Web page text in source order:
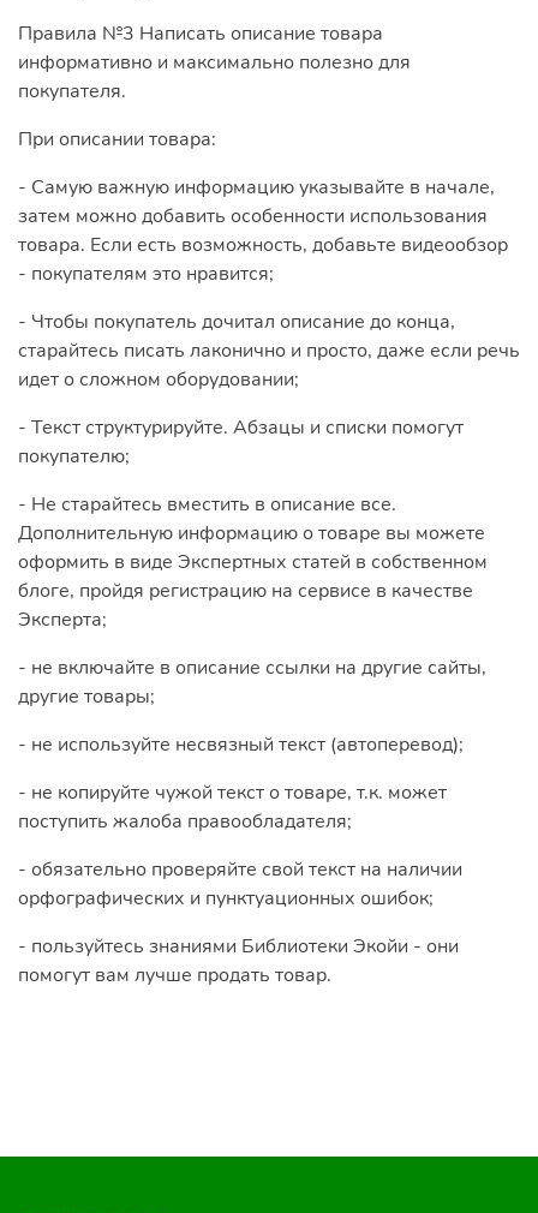
Правила №3 Написать описание товара
информативно и максимально полезно для
покупателя.
При описании товара:
- Самую важную информацию указывайте в начале,
затем можно добавить особенности использования
товара. Если есть возможность, добавьте видеообзор
- покупателям это нравится;
- Чтобы покупатель дочитал описание до конца,
старайтесь писать лаконично и просто, даже если речь
идет о сложном оборудовании;
- Текст структурируйте. Абзацы и списки помогут
покупателю;
- Не старайтесь вместить в описание все.
Дополнительную информацию о товаре вы можете
оформить в виде Экспертных статей в собственном
блоге, пройдя регистрацию на сервисе в качестве
Эксперта;
- не включайте в описание ссылки на другие сайты,
другие товары;
- не используйте несвязный текст (автоперевод);
- не копируйте чужой текст о товаре, т.к. может
поступить жалоба правообладателя;
- обязательно проверяйте свой текст на наличии
орфографических и пунктуационных ошибок;
- пользуйтесь знаниями Библиотеки Экойи - они
помогут вам лучше продать товар.